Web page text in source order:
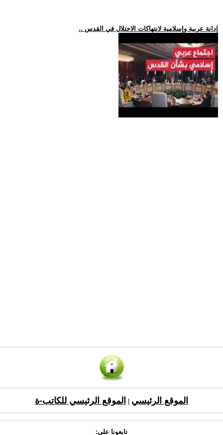
.. إدانة عربية وإسلامية لانتهاكات الاحتلال في القدس
الموقع الرئيسي الموقع الرئيسي للكاتب-ة
تابعونا على: